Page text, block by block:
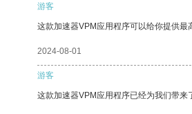
游客
这款加速器VPM应用程序可以给你提供最
2024-08-01
游客
这款加速器VPM应用程序已经为我们带来